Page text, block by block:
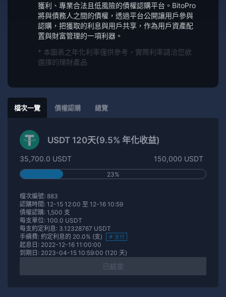
獲利、專業合法且低風險的債權認購平台。BitoPro
將與債務人之間的債權，透過平台公開讓用戶參與
認購，把獲取的利息與用戶共享，作為用戶資產配
置與財富管理的一項利器。
* 本圖表之年化利率僅供參考，實際利率請洽您欲
選擇的理財產品
檔次一覽 債權認購 總覽
USDT 120天(9.5% 年化收益)
35,700.0 USDT 150,000 USDT
23%
檔次編號: 883
認購時間: 12-15 12:00 至 12-16 10:59
債權認購: 1,500 支
每支單位: 100.0 USDT
每支約定利息: 3.12328767 USDT
手續費: 約定利息的 20.0% (支)
支付
起息日: 2022-12-16 11:00:00
到期日: 2023-04-15 10:59:00 (120 天)